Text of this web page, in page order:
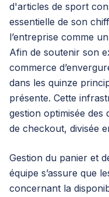
d'articles de sport
essentielle de son
l’entreprise comme
Afin de soutenir son
commerce
dans les quinze
présente. Cette
gestion optimisée des
de checkout, divisée
Gestion du panier et
équipe s’assure que
concernant la